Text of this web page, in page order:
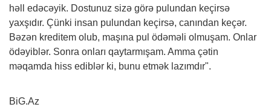
həll edəcəyik. Dostunuz sizə görə pulundan keçirsə
yaxşıdır. Çünki insan pulundan keçirsə, canından keçər.
Bəzən kreditem olub, maşına pul ödəməli olmuşam. Onlar
ödəyiblər. Sonra onları qaytarmışam. Amma çətin
məqamda hiss ediblər ki, bunu etmək lazımdır".
BiG.Az